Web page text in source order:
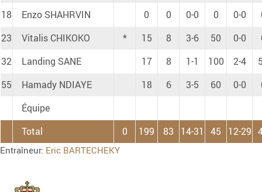
18
Enzo SHAHRVIN 0 0 0-0 0 0-0
23
Vitalis CHIKOKO * 15 8 3-6 50 0-0
32
Landing SANE 17 8 1-1 100 2-4
55
Hamady NDIAYE 18 6 3-5 60 0-0
Équipe
Total
0 199 83 14-31 45 12-29
Entraîneur: Eric BARTECHEKY